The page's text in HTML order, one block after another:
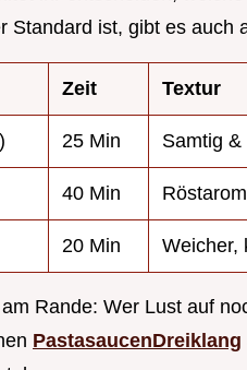
Standard ist, gibt es auch
Zeit Textur
25 Min Samtig &
40 Min
20 Min Weicher,
Rande: Wer Lust auf
PastasaucenDreiklang